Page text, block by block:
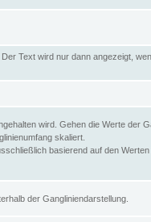
Text wird nur dann angezeigt,
wird. Gehen die Werte der
skaliert.
basierend auf den Werten
der Gangliniendarstellung.